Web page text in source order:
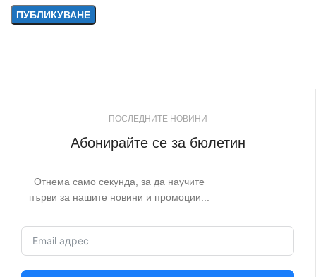
ПОСЛЕДНИТЕ НОВИНИ
Абонирайте се за бюлетин
Отнема само секунда, за да научите
първи за нашите новини и промоции...